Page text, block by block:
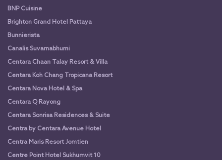
BNP Cuisine
Brighton Grand Hotel Pattaya
Bunnierista
Canalis Suvarnabhumi
Centara Chaan Talay Resort & Villa
Centara Koh Chang Tropicana Resort
Centara Nova Hotel & Spa
Centara Q Rayong
Centara Sonrisa Residences & Suite
Centra by Centara Avenue Hotel
Centra Maris Resort Jomtien
Centre Point Hotel Sukhumvit 10